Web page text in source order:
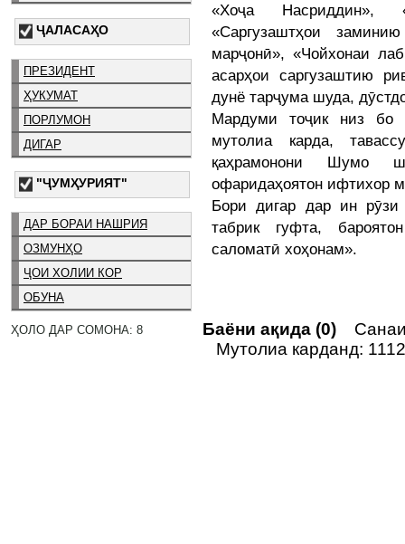
ҶАЛАСАҲО
ПРЕЗИДЕНТ
ҲУКУМАТ
ПОРЛУМОН
ДИГАР
"ҶУМҲУРИЯТ"
ДАР БОРАИ НАШРИЯ
ОЗМУНҲО
ҶОИ ХОЛИИ КОР
ОБУНА
ҲОЛО ДАР СОМОНА: 8
«Хоҷа Насриддин»,
«Саргузаштҳои
марҷонӣ», «Чойхонаи
асарҳои саргузаштию
дунё тарҷума шуда,
Мардуми тоҷик низ бо
мутолиа карда,
қаҳрамонони Шумо
офаридаҳоятон ифтихор
Бори дигар дар ин
табрик гуфта,
саломатӣ хоҳонам».
Баёни ақида (0)
Мутолиа карданд: